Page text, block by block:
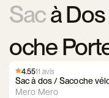
Sacà
oche
4.5511 avis
Sac à dos / Sacoche
Mero Mero Annecy
Mero Mero